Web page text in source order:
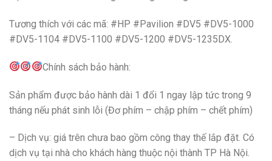
Tương thích với các mã: #HP #Pavilion #DV5 #DV5-1000
#DV5-1104 #DV5-1100 #DV5-1200 #DV5-1235DX.
Chính sách bảo hành:
Sản phẩm được bảo hành dài 1 đổi 1 ngay lập tức trong 9
tháng nếu phát sinh lỗi (Đơ phím – chập phím – chết phím)
– Dịch vụ: giá trên chưa bao gồm công thay thế lắp đặt. Có
dịch vụ tại nhà cho khách hàng thuộc nội thành TP Hà Nội.